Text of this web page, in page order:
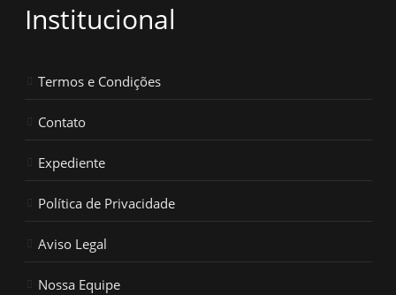
Institucional
Termos e Condições
Contato
Expediente
Política de Privacidade
Aviso Legal
Nossa Equipe